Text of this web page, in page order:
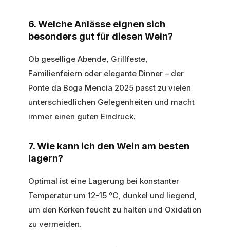
6. Welche Anlässe eignen sich
besonders gut für diesen Wein?
Ob gesellige Abende, Grillfeste,
Familienfeiern oder elegante Dinner – der
Ponte da Boga Mencía 2025 passt zu vielen
unterschiedlichen Gelegenheiten und macht
immer einen guten Eindruck.
7. Wie kann ich den Wein am besten
lagern?
Optimal ist eine Lagerung bei konstanter
Temperatur um 12-15 °C, dunkel und liegend,
um den Korken feucht zu halten und Oxidation
zu vermeiden.